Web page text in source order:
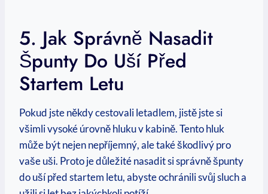
5. Jak Správně Nasadit
Špunty Do Uší Před
Startem Letu
Pokud jste někdy cestovali letadlem, jistě jste si
všimli vysoké úrovně hluku v kabině. Tento hluk
může být nejen nepříjemný, ale také škodlivý pro
vaše uši. Proto je důležité nasadit si správně špunty
do uší před startem letu, abyste ochránili svůj sluch a